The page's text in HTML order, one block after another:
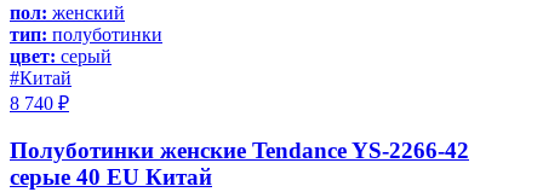
пол: женский
тип: полуботинки
цвет: серый
#Китай
8 740 ₽
Полуботинки женские Tendance YS-2266-42
серые 40 EU Китай